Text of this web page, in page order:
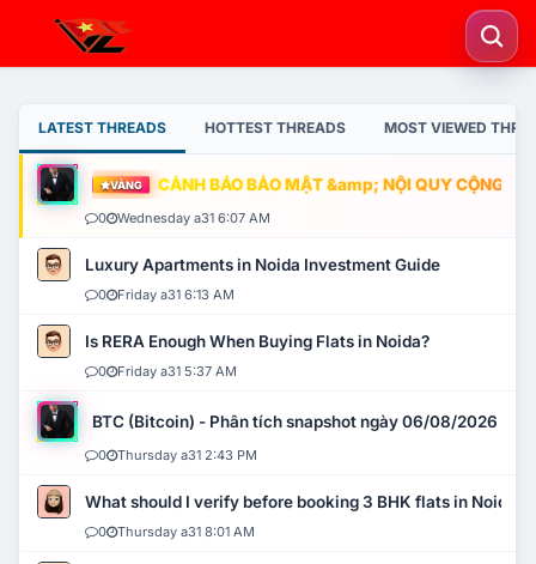
LATEST THREADS HOTTEST THREADS MOST VIEWED
VÀNG CẢNH BÁO BẢO MẬT &amp; NỘI QUY CỘNG
0 Wednesday a31 6:07 AM
Luxury Apartments in Noida Investment Guide
0 Friday a31 6:13 AM
Is RERA Enough When Buying Flats in Noida?
0 Friday a31 5:37 AM
BTC (Bitcoin) - Phân tích snapshot ngày 06/08/2026
0 Thursday a31 2:43 PM
What should I verify before booking 3 BHK flats in Noida?
0 Thursday a31 8:01 AM